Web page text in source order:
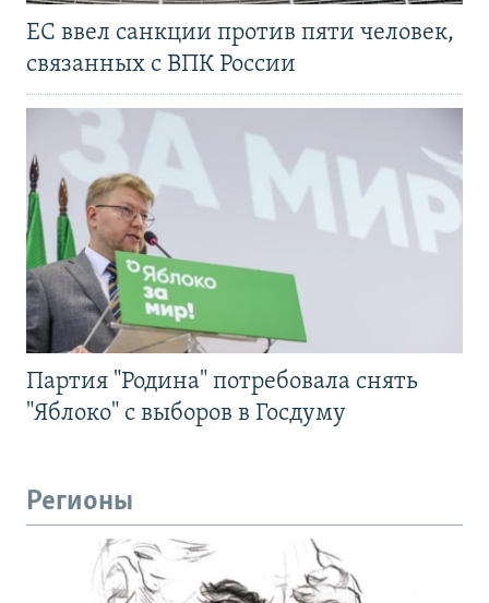
ЕС ввел санкции против пяти человек,
связанных с ВПК России
Партия "Родина" потребовала снять
"Яблоко" с выборов в Госдуму
Регионы